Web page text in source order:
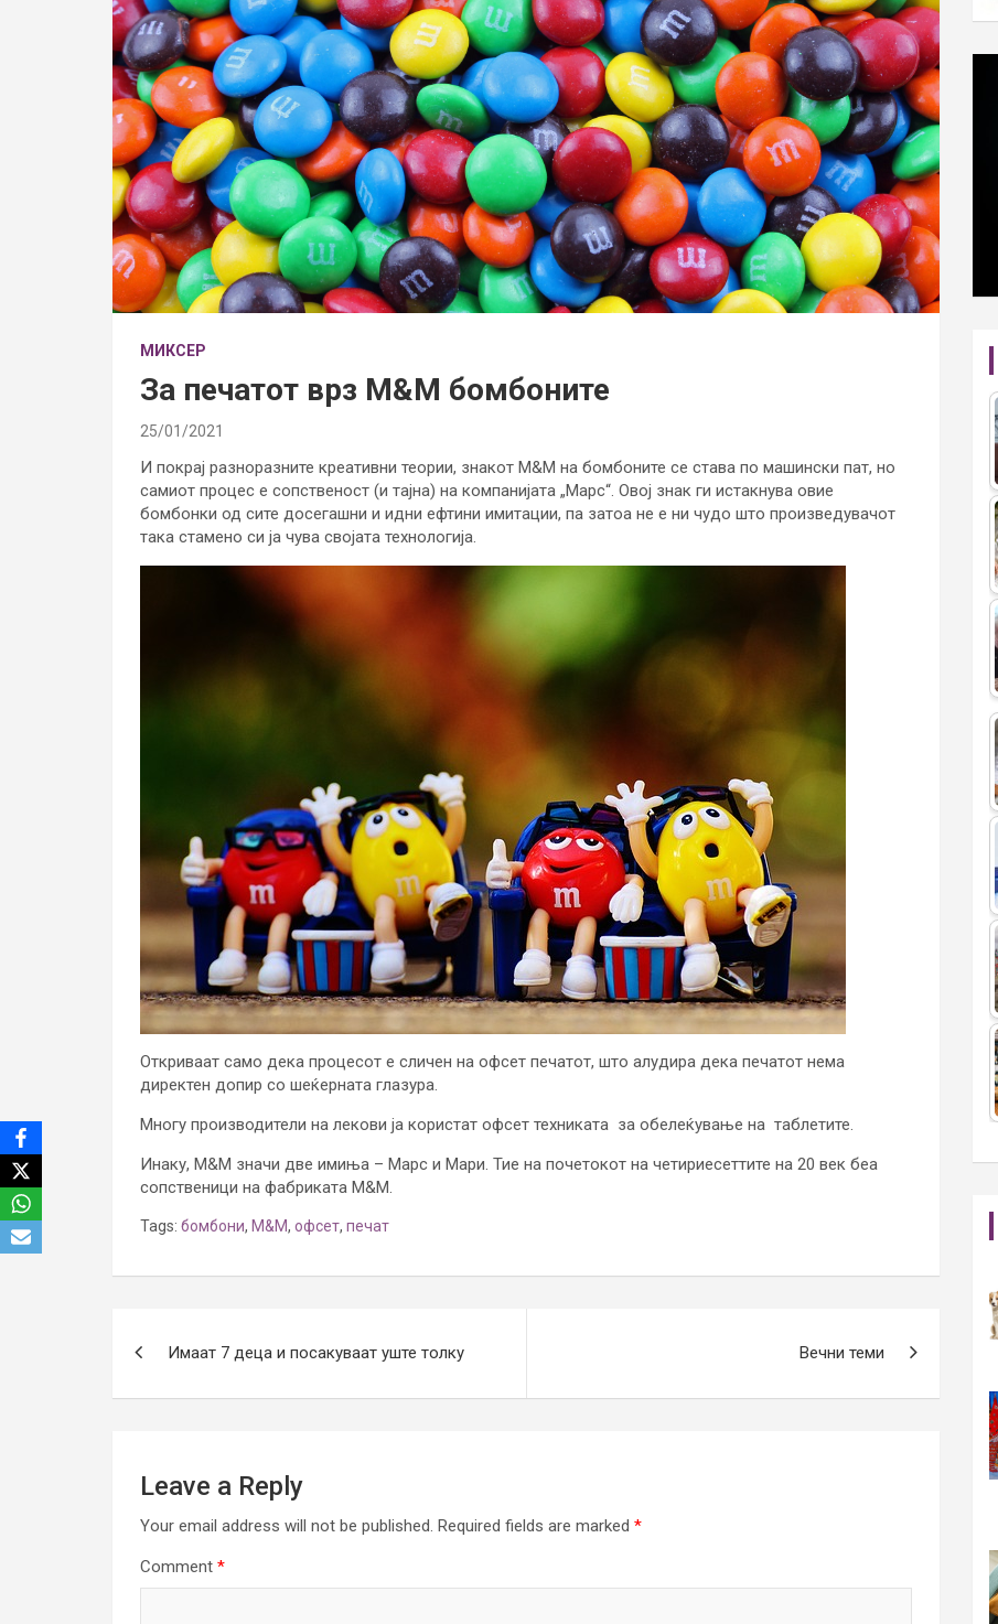
МИКСЕР
За печатот врз М&М бомбоните
25/01/2021
И покрај разноразните креативни теории, знакот М&М на бомбоните се става по машински пат, но
самиот процес е сопственост (и тајна) на компанијата „Марс“. Овој знак ги истакнува овие
бомбонки од сите досегашни и идни ефтини имитации, па затоа не е ни чудо што произведувачот
така стамено си ја чува својата технологија.
Откриваат само дека процесот е сличен на офсет печатот, што алудира дека печатот нема
директен допир со шеќерната глазура.
Многу производители на лекови ја користат офсет техниката за обелеќување на таблетите.
Инаку, М&М значи две имиња – Марс и Mари. Тие на почетокот на четириесеттите на 20 век беа
сопственици на фабриката М&М.
Tags: бомбони, М&М, офсет, печат
navigation
Имаат 7 деца и посакуваат уште толку Вечни теми
Leave a Reply
Your email address will not be published. Required fields are marked *
Comment *